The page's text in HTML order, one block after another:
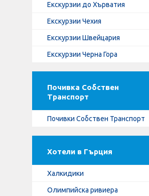
Екскурзии до Хърватия
Екскурзии Чехия
Екскурзии Швейцария
Екскурзии Черна Гора
Почивка Собствен
Транспорт
Почивки Собствен Транспорт
Хотели в Гърция
Халкидики
Олимпийска ривиера